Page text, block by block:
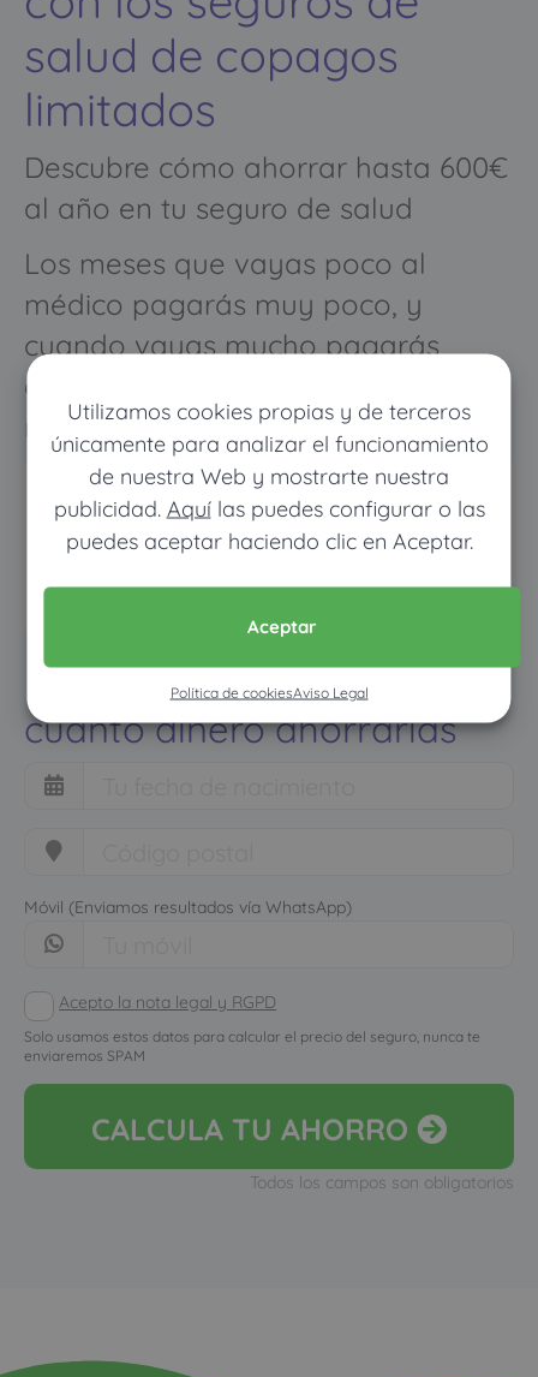
Utilizamos cookies propias y de terceros
únicamente para analizar el funcionamiento
de nuestra Web y mostrarte nuestra
publicidad. Aquílas puedes configurar o las
puedes aceptar haciendo clic en Aceptar.
Aceptar
Política de cookiesAviso Legal
salud de copagos
limitados
Descubre cómo ahorrar hasta 600€
al año en tu seguro de salud
Los meses que vayas poco al
médico pagarás muy poco, y
cuando vayas mucho pagarás
como con un seguro médico
normal
Pon tus datos y descubre
cuánto dinero ahorrarías
Móvil (Enviamos resultados vía WhatsApp)
Acepto la nota legal y RGPD
Solo usamos estos datos para calcular el precio del seguro, nunca te
enviaremos SPAM
CALCULA TU AHORRO
Todos los campos son obligatorios